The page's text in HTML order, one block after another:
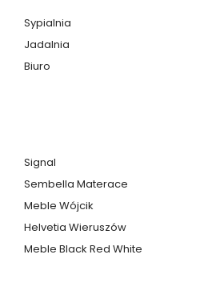
Sypialnia
Jadalnia
Biuro
Signal
Sembella Materace
Meble Wójcik
Helvetia Wieruszów
Meble Black Red White